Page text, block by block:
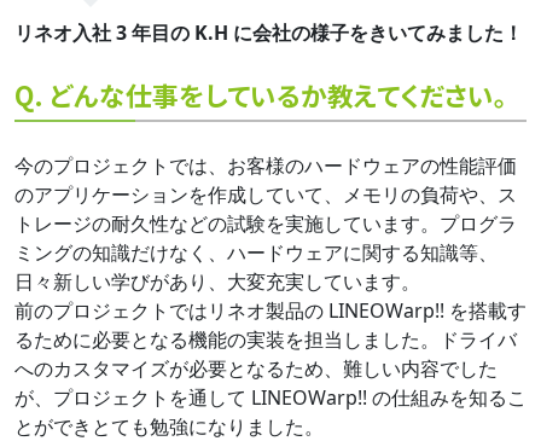
リネオ入社 3 年目の K.H に会社の様子をきいてみました！
Q. どんな仕事をしているか教えてください。
今のプロジェクトでは、お客様のハードウェアの性能評価
のアプリケーションを作成していて、メモリの負荷や、ス
トレージの耐久性などの試験を実施しています。プログラ
ミングの知識だけなく、ハードウェアに関する知識等、
日々新しい学びがあり、大変充実しています。
前のプロジェクトではリネオ製品の LINEOWarp!! を搭載す
るために必要となる機能の実装を担当しました。ドライバ
へのカスタマイズが必要となるため、難しい内容でした
が、プロジェクトを通して LINEOWarp!! の仕組みを知るこ
とができとても勉強になりました。